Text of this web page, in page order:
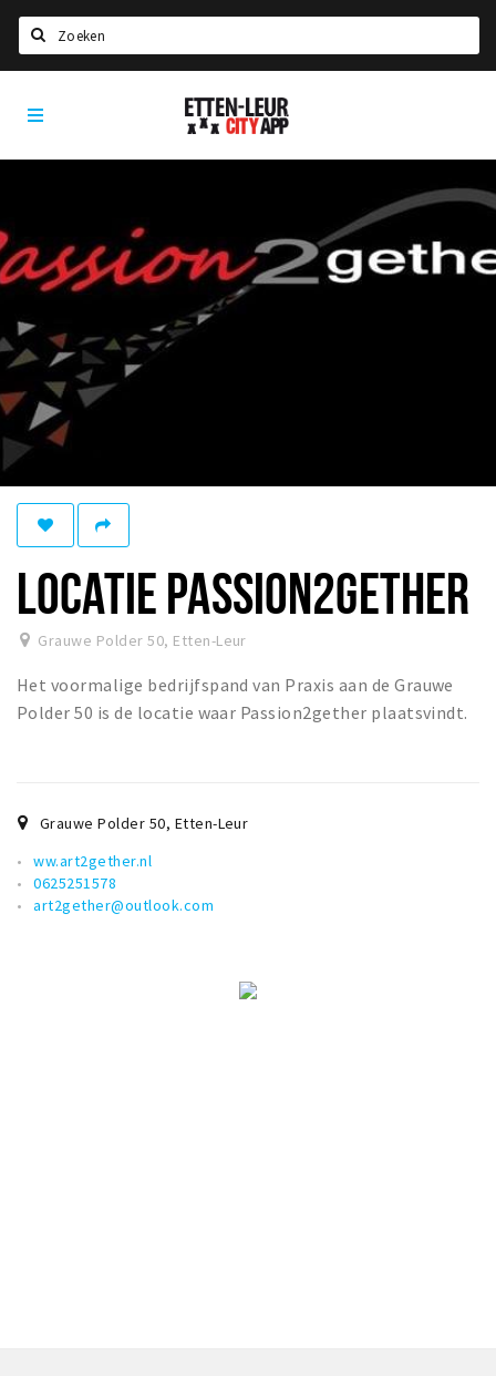
Home
Agenda
Nieuws, interviews & blogs
Eten
Drinken
Slapen
Recreatief
Winkels
Winkelgebieden
Bezienswaardigheden
Musea, theaters & podia
Uitjes & activiteiten
Toeristische routes
Sport
Andere City Apps
Etten-
Leur
LOCATIE PASSION2GETHER
Grauwe Polder 50, Etten-Leur
Het voormalige bedrijfspand van Praxis aan de Grauwe
Polder 50 is de locatie waar Passion2gether plaatsvindt.
Grauwe Polder 50, Etten-Leur
ww.art2gether.nl
0625251578
art2gether@outlook.com